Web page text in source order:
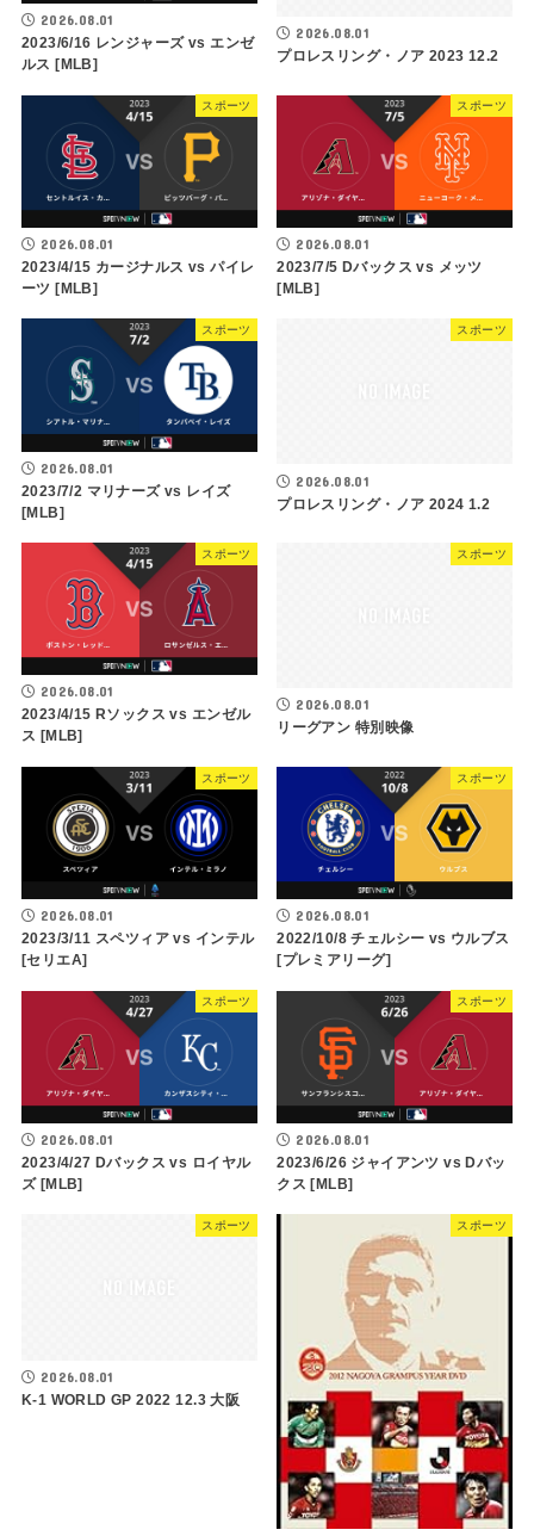
2026.08.01
2023/6/16 レンジャーズ vs エンゼ
ルス [MLB]
2026.08.01
プロレスリング・ノア 2023 12.2
スポーツ
2026.08.01
2023/4/15 カージナルス vs パイレ
ーツ [MLB]
スポーツ
2026.08.01
2023/7/5 Dバックス vs メッツ
[MLB]
スポーツ
2026.08.01
2023/7/2 マリナーズ vs レイズ
[MLB]
スポーツ
2026.08.01
プロレスリング・ノア 2024 1.2
スポーツ
2026.08.01
2023/4/15 Rソックス vs エンゼル
ス [MLB]
スポーツ
2026.08.01
リーグアン 特別映像
スポーツ
2026.08.01
2023/3/11 スペツィア vs インテル
[セリエA]
スポーツ
2026.08.01
2022/10/8 チェルシー vs ウルブス
[プレミアリーグ]
スポーツ
2026.08.01
2023/4/27 Dバックス vs ロイヤル
ズ [MLB]
スポーツ
2026.08.01
2023/6/26 ジャイアンツ vs Dバッ
クス [MLB]
スポーツ
2026.08.01
K-1 WORLD GP 2022 12.3 大阪
スポーツ